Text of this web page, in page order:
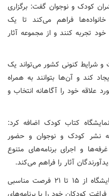
کودک و نوجوان گفت: برگزاری
فراهم ‌می‌کند تا یک
تجربه کنند و از مجموعه آثار
و شرایط کنونی کشور می‌تواند یک
کند و آن‌ها بتوانند به همراه
علاقه خود را آگاهانه انتخاب و
کتاب کودک اضافه کرد:
نشر کودک و نوجوان و حضور
و اجرای برنامه‌های متنوع
آثار را فراهم می‌کند.
وی هم‌چنین گفت: ساعت برگزاری نمایشگاه از ۱۵ تا ۲۱ فرصت مناسبی